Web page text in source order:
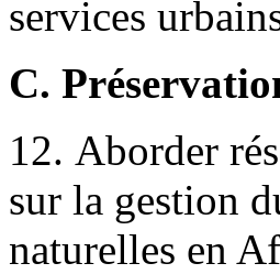
services
C.
12. Aborder
sur la gestion
naturelles en